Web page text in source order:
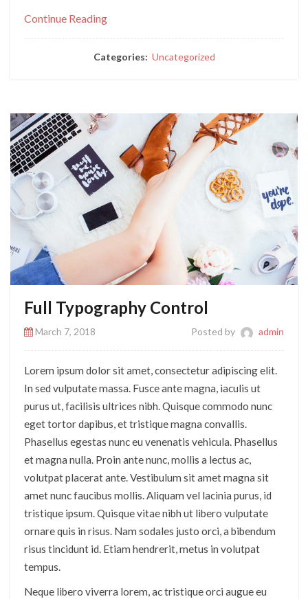
Continue Reading
Categories: Uncategorized
Full Typography Control
March 7, 2018 Posted by admin
Lorem ipsum dolor sit amet, consectetur adipiscing elit.
In sed vulputate massa. Fusce ante magna, iaculis ut
purus ut, facilisis ultrices nibh. Quisque commodo nunc
eget tortor dapibus, et tristique magna convallis.
Phasellus egestas nunc eu venenatis vehicula. Phasellus
et magna nulla. Proin ante nunc, mollis a lectus ac,
volutpat placerat ante. Vestibulum sit amet magna sit
amet nunc faucibus mollis. Aliquam vel lacinia purus, id
tristique ipsum. Quisque vitae nibh ut libero vulputate
ornare quis in risus. Nam sodales justo orci, a bibendum
risus tincidunt id. Etiam hendrerit, metus in volutpat
tempus.
Neque libero viverra lorem, ac tristique orci augue eu